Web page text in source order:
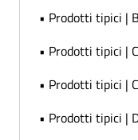
• Prodotti tipici |
• Prodotti tipici |
• Prodotti tipici |
• Prodotti tipici |